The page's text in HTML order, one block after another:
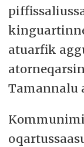
atuarfik
Tamannalu